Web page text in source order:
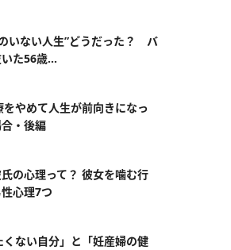
のいない人生”どうだった？ バ
た56歳...
をやめて人生が前向きになっ
・後編
の心理って？ 彼女を噛む行
心理7つ
くない自分」と「妊産婦の健